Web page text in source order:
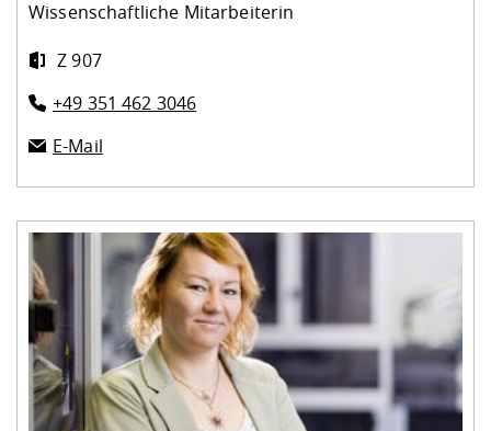
Wissenschaftliche Mitarbeiterin
Z 907
+49 351 462 3046
E-Mail